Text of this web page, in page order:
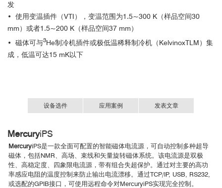
发
• 使用变温插件（VTI），变温范围为1.5~300 K（样品空间30
mm）或者1.5~200 K（样品空间37 mm）
• 磁体可与3He制冷机插件或极低温稀释制冷机（KelvinoxTLM）集
成，低温可达15 mK以下
设备选件 应用案例 发表文章
MercuryiPS
MercuryiPS是一款全面可配置的智能磁体电流源，可自动控制多种超导
磁体，包括NMR、高场、束线和矢量旋转磁体系统。该电流源是双极
性、高稳定度、四象限电流源，带有组合失超保护。通过对主要的高功
率感应电阻的温度控制来防止输出电流漂移。通过TCP/IP, USB, RS232,
或选配的GPIB接口，可使用远程命令对MercuryiPS实现完全控制。
硅自旋量子比特测量
1. Steinacker, Paul, et al. "Industry-compatible silicon spin-qubit
unit cells exceeding 99% fidelity." Nature 646.8083 (2025): 81–87
2. van Diepen, Cornelis J., et al. "Electron cascade for distant
spin readout." Nature Communication12.1 (2021): 77.
3. Fukushima, Kazumi, et al. "Violation of emergent rotational